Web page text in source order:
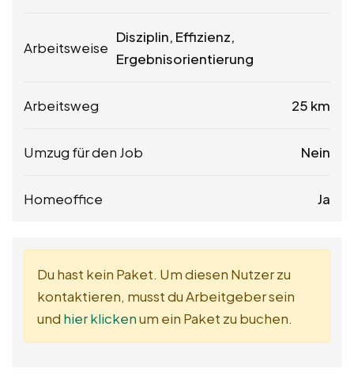
Arbeitsweise
Disziplin, Effizienz,
Ergebnisorientierung
Arbeitsweg 25 km
Umzug für den Job Nein
Homeoffice Ja
Du hast kein Paket. Um diesen Nutzer zu
kontaktieren, musst du Arbeitgeber sein
und hier klickenum ein Paket zu buchen.